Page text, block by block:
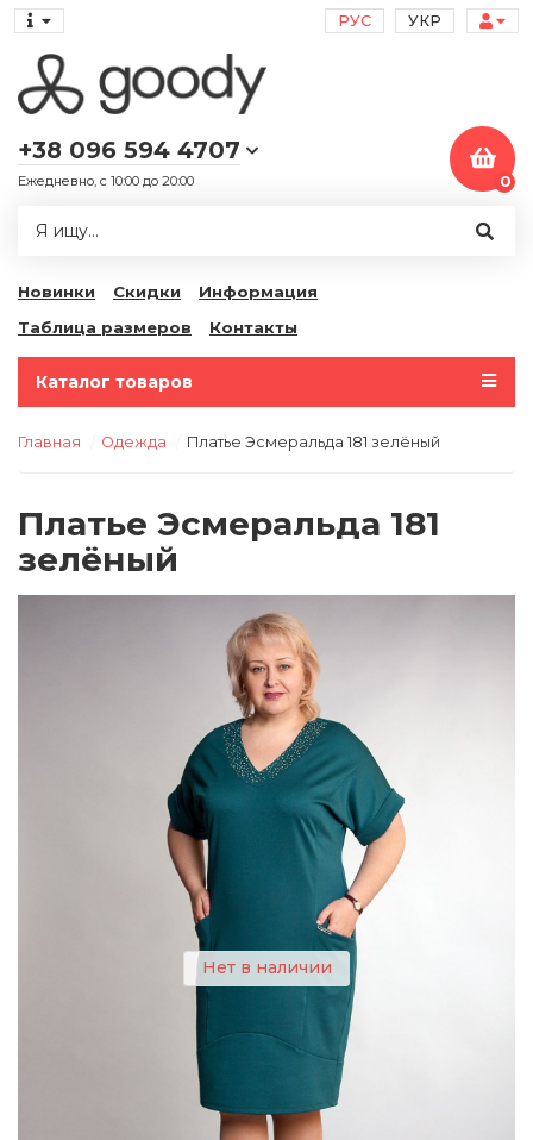
РУС УКР
+38 096 594 4707
Ежедневно, с 10:00 до 20:00 0
Новинки Скидки
Информация
Таблица размеров
Контакты
Каталог товаров
Главная Одежда Платье Эсмеральда 181 зелёный
Платье Эсмеральда 181
зелёный
Нет в наличии